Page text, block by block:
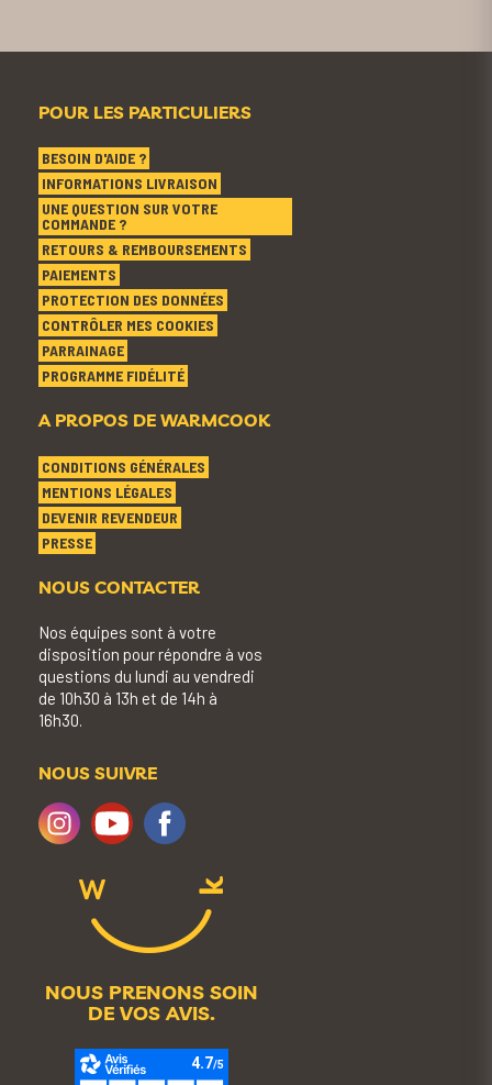
POUR LES PARTICULIERS
BESOIN D'AIDE ?
INFORMATIONS LIVRAISON
UNE QUESTION SUR VOTRE
COMMANDE ?
RETOURS & REMBOURSEMENTS
PAIEMENTS
PROTECTION DES DONNÉES
CONTRÔLER MES COOKIES
PARRAINAGE
PROGRAMME FIDÉLITÉ
A PROPOS DE WARMCOOK
CONDITIONS GÉNÉRALES
MENTIONS LÉGALES
DEVENIR REVENDEUR
PRESSE
NOUS CONTACTER
Nos équipes sont à votre
disposition pour répondre à vos
questions du lundi au vendredi
de 10h30 à 13h et de 14h à
16h30.
NOUS SUIVRE
NOUS PRENONS SOIN
DE VOS AVIS.